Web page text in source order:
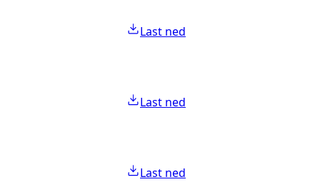
Last ned
Last ned
Last ned